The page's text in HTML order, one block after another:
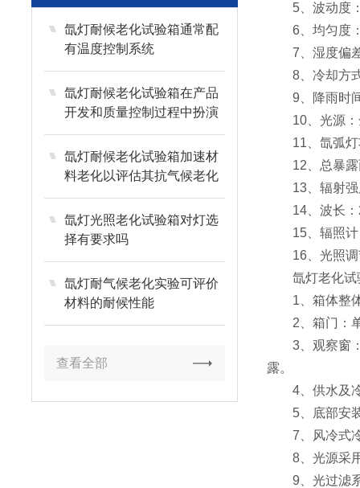
氙灯耐候老化试验箱通常配
有温度控制系统
氙灯耐候老化试验箱在产品
开发和质量控制过程中扮演
着重要角色
氙灯耐候老化试验箱加速材
料老化以评估其抗气候老化
性能
氙灯光照老化试验箱对灯选
择有要求吗
氙灯耐气候老化实验可评价
材料的耐候性能
查看全部
5、波动度
6、均匀度
7、湿度偏差
8、冷却方式
9、降雨时间
10、光源：
11、氙弧灯
12、总暴露
13、辐射强
14、波长：
15、辐照计
16、光照调
氙灯老化试
1、箱体整体
2、箱门：单
3、观察窗：1
露。
4、供水及冷
5、底部安装
7、风冷式冷
8、光源采用
9、光过滤系